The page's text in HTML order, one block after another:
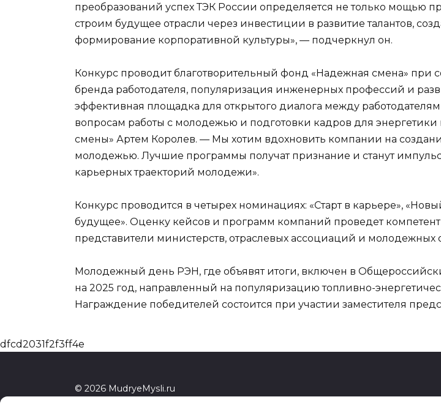
преобразований успех ТЭК России определяется не только мощью
строим будущее отрасли через инвестиции в развитие талантов,
формирование корпоративной культуры», — подчеркнул он.
Конкурс проводит благотворительный фонд «Надежная смена»
бренда работодателя, популяризация инженерных профессий и
эффективная площадка для открытого диалога между
вопросам работы с молодежью и подготовки кадров для
смены» Артем Королев. — Мы хотим вдохновить компании на
молодежью. Лучшие программы получат признание и станут
карьерных траекторий молодежи».
Конкурс проводится в четырех номинациях: «Старт в карьере»,
будущее». Оценку кейсов и программ компаний проведет
представители министерств, отраслевых ассоциаций и молодежных
Молодежный день РЭН, где объявят итоги, включен в
на 2025 год, направленный на популяризацию топливно-
Награждение победителей состоится при участии заместителя
© 2026 MudryeMysli.ru
dfcd2031f2f3ff4e